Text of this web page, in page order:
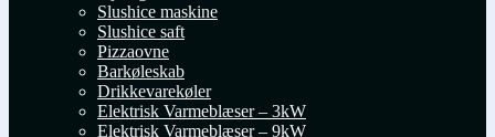
Slushice maskine
Slushice saft
Pizzaovne
Barkøleskab
Drikkevarekøler
Elektrisk Varmeblæser – 3kW
Elektrisk Varmeblæser – 9kW